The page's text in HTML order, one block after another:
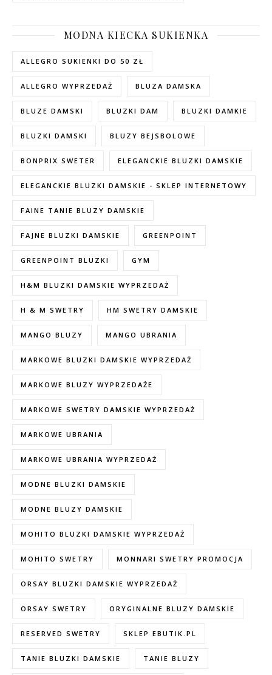
MODNA KIECKA SUKIENKA
ALLEGRO SUKIENKI DO 50 ZŁ
ALLEGRO WYPRZEDAŻ BLUZA DAMSKA
BLUZE DAMSKI BLUZKI DAM BLUZKI DAMKIE
BLUZKI DAMSKI BLUZY BEJSBOLOWE
BONPRIX SWETER ELEGANCKIE BLUZKI DAMSKIE
ELEGANCKIE BLUZKI DAMSKIE - SKLEP INTERNETOWY
FAINE TANIE BLUZY DAMSKIE
FAJNE BLUZKI DAMSKIE GREENPOINT
GREENPOINT BLUZKI GYM
H&M BLUZKI DAMSKIE WYPRZEDAŻ
H & M SWETRY HM SWETRY DAMSKIE
MANGO BLUZY MANGO UBRANIA
MARKOWE BLUZKI DAMSKIE WYPRZEDAŻ
MARKOWE BLUZY WYPRZEDAŻE
MARKOWE SWETRY DAMSKIE WYPRZEDAŻ
MARKOWE UBRANIA
MARKOWE UBRANIA WYPRZEDAŻ
MODNE BLUZKI DAMSKIE
MODNE BLUZY DAMSKIE
MOHITO BLUZKI DAMSKIE WYPRZEDAŻ
MOHITO SWETRY MONNARI SWETRY PROMOCJA
ORSAY BLUZKI DAMSKIE WYPRZEDAŻ
ORSAY SWETRY ORYGINALNE BLUZY DAMSKIE
RESERVED SWETRY SKLEP EBUTIK.PL
TANIE BLUZKI DAMSKIE TANIE BLUZY